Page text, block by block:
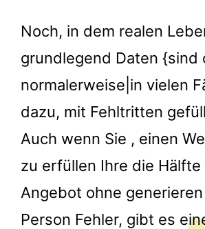
Noch, in dem realen
grundlegend Daten {sind
normalerweise|in vielen
dazu, mit Fehltritten
Auch wenn Sie , einen
zu erfüllen Ihre die Hälfte
Angebot ohne
Person Fehler, gibt es